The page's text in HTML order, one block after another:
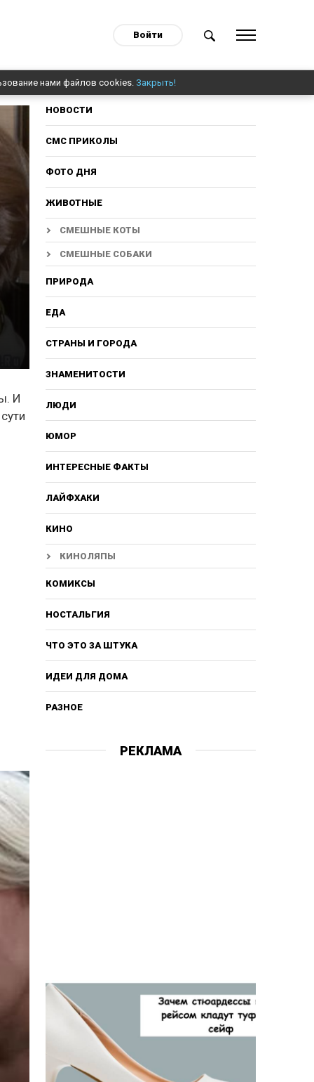
Войти
нами файлов cookies. Закрыть!
И
НОВОСТИ
СМС ПРИКОЛЫ
ФОТО ДНЯ
ЖИВОТНЫЕ
СМЕШНЫЕ КОТЫ
СМЕШНЫЕ СОБАКИ
ПРИРОДА
ЕДА
СТРАНЫ И ГОРОДА
ЗНАМЕНИТОСТИ
ЛЮДИ
ЮМОР
ИНТЕРЕСНЫЕ ФАКТЫ
ЛАЙФХАКИ
КИНО
КИНОЛЯПЫ
КОМИКСЫ
НОСТАЛЬГИЯ
ЧТО ЭТО ЗА ШТУКА
ИДЕИ ДЛЯ ДОМА
РАЗНОЕ
РЕКЛАМА